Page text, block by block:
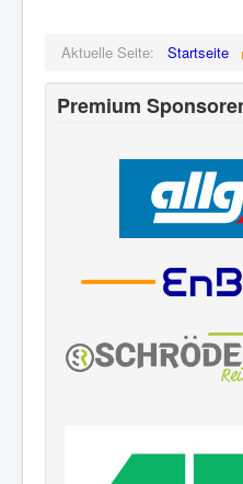
Aktuelle Seite: Startseite
Premium